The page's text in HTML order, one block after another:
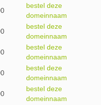
bestel deze
domeinnaam
bestel deze
domeinnaam
bestel deze
domeinnaam
bestel deze
domeinnaam
bestel deze
domeinnaam